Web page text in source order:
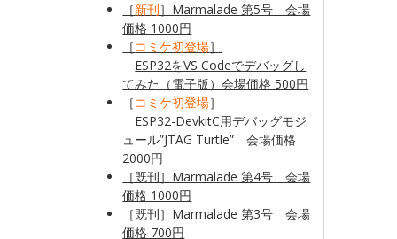
［新刊］Marmalade 第5号 会場
価格 1000円
［ コミケ初登場］
ESP32をVS Codeでデバッグし
てみた（電子版）会場価格 500円
［ コミケ初登場］
ESP32-DevkitC用デバッグモジ
ュール”JTAG Turtle” 会場価格
2000円
［既刊］Marmalade 第4号 会場
価格 1000円
［既刊］Marmalade 第3号 会場
価格 700円